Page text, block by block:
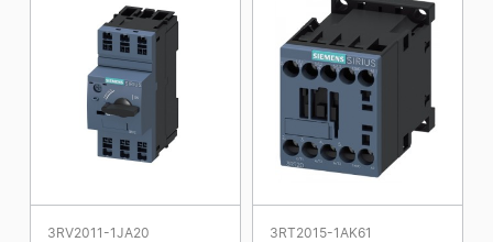
3RV2011-1JA20
3RT2015-1AK61